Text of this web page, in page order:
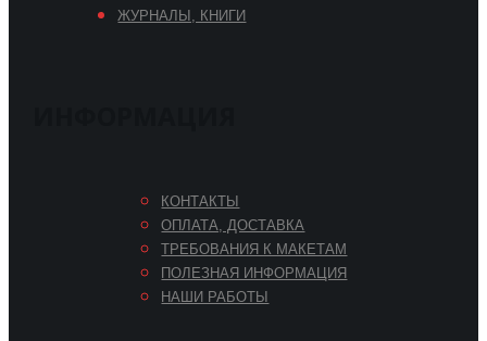
ЖУРНАЛЫ, КНИГИ
КОНТАКТЫ
ОПЛАТА, ДОСТАВКА
ТРЕБОВАНИЯ К МАКЕТАМ
ПОЛЕЗНАЯ ИНФОРМАЦИЯ
НАШИ РАБОТЫ